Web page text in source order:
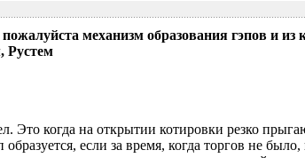
пожалуйста механизм образования гэпов и
Рустем
Это когда на открытии котировки резко
если за время, когда торгов не